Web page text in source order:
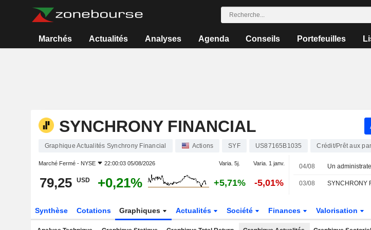
Marchés Actualités Analyses Agenda Conseils Portefeuilles
SYNCHRONY FINANCIAL
Graphique Actualités Synchrony Financial Actions SYF US87165B1035 Crédit/Prêt aux
Marché Fermé - NYSE 22:00:03 05/08/2026 Varia. 5j. Varia. 1 janv.
79,25 USD +0,21% +5,71% -5,01%
04/08
03/08
Synthèse Cotations Graphiques Actualités Société Finances Valorisation